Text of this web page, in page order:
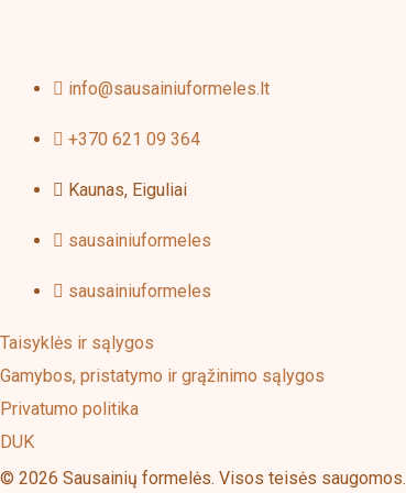
info@sausainiuformeles.lt
+370 621 09 364
Kaunas, Eiguliai
sausainiuformeles
sausainiuformeles
Taisyklės ir sąlygos
Gamybos, pristatymo ir grąžinimo sąlygos
Privatumo politika
DUK
© 2026 Sausainių formelės. Visos teisės saugomos.